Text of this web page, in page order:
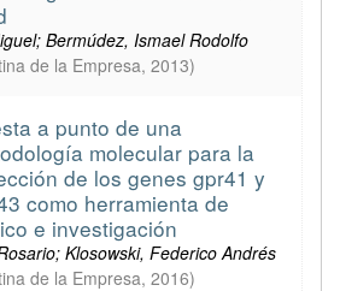
Bermúdez, Ismael Rodolfo
de la Empresa, 2013)
a punto de una
molecular para la
de los genes gpr41 y
como herramienta de
e investigación
Klosowski, Federico Andrés
de la Empresa, 2016)